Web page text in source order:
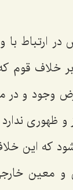
ارتباط با
قوم
وجود و در
ظهوری
که این
معین